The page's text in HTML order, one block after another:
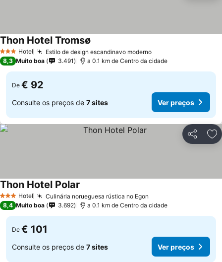
3 EstrelasHotel Estilo de design escandinavo moderno
Thon Hotel Tromsø
8,3 Muito boa 3.491 a 0.1 km de Centro da cidade
De € 92
Consulte os preços de 7 sites Ver preços
Partilhar
3 EstrelasHotel Culinária norueguesa rústica no Egon
Thon Hotel Polar
8,4 Muito boa 3.692 a 0.1 km de Centro da cidade
De € 101
Consulte os preços de 7 sites Ver preços